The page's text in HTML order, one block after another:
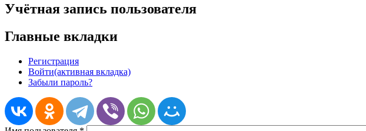
Учётная запись пользователя
Главные вкладки
Регистрация
Войти(активная вкладка)
Забыли пароль?